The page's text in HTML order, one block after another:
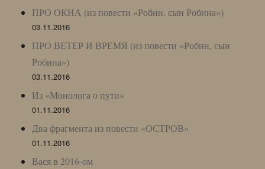
ПРО ОКНА (из повести «Робин, сын Робина»)
03.11.2016
ПРО ВЕТЕР И ВРЕМЯ (из повести «Робин, сын
Робина»)
03.11.2016
Из «Монолога о пути»
01.11.2016
Два фрагмента из повести «ОСТРОВ»
01.11.2016
Вася в 2016-ом